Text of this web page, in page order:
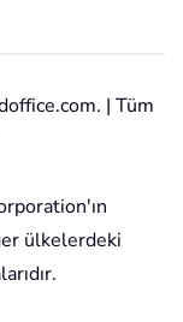
| Tüm
ülkelerdeki